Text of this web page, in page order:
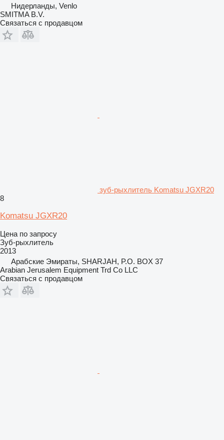
Нидерланды, Venlo
SMITMA B.V.
Связаться с продавцом
зуб-рыхлитель Komatsu JGXR20
8
Komatsu JGXR20
Цена по запросу
Зуб-рыхлитель
2013
Арабские Эмираты, SHARJAH, P.O. BOX 37
Arabian Jerusalem Equipment Trd Co LLC
Связаться с продавцом